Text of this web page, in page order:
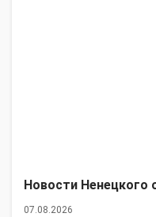
Новости Ненецкого
07.08.2026